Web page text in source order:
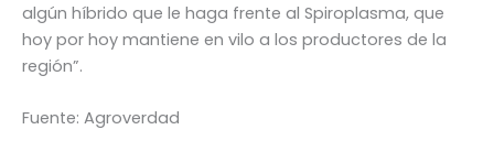
algún híbrido que le haga frente al Spiroplasma, que
hoy por hoy mantiene en vilo a los productores de la
región”.
Fuente: Agroverdad